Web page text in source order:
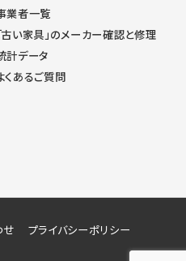
業者一覧
古い家具」のメーカー確認と修理
計データ
くあるご質問
せ
プライバシーポリシー